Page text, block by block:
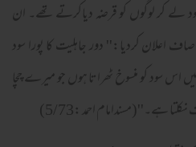
کر لوگوں کو قرضہ دیاکرتے تھے۔ ان
اعلان کردیا:'' دور جاہلیت کا پورا سود
اس سود کو منسوخ ٹھراتا ہوں جو میرے چچا
ہے۔''(مسندامام احمد :5/73)